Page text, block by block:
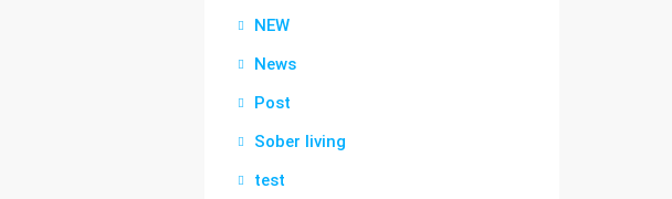
NEW
News
Post
Sober living
test